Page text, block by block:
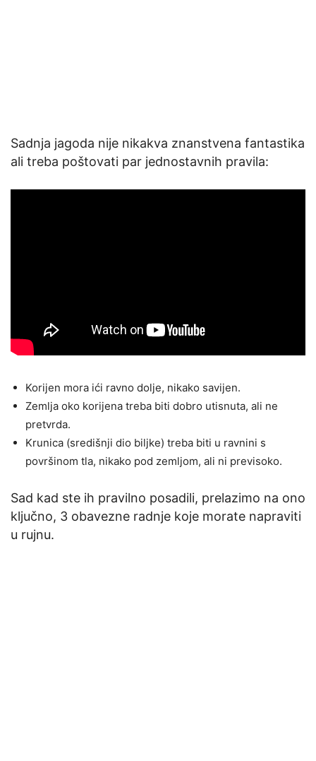
Sadnja jagoda nije nikakva znanstvena fantastika
ali treba poštovati par jednostavnih pravila:
Korijen mora ići ravno dolje, nikako savijen.
Zemlja oko korijena treba biti dobro utisnuta, ali ne
pretvrda.
Krunica (središnji dio biljke) treba biti u ravnini s
površinom tla, nikako pod zemljom, ali ni previsoko.
Sad kad ste ih pravilno posadili, prelazimo na ono
ključno, 3 obavezne radnje koje morate napraviti
u rujnu.